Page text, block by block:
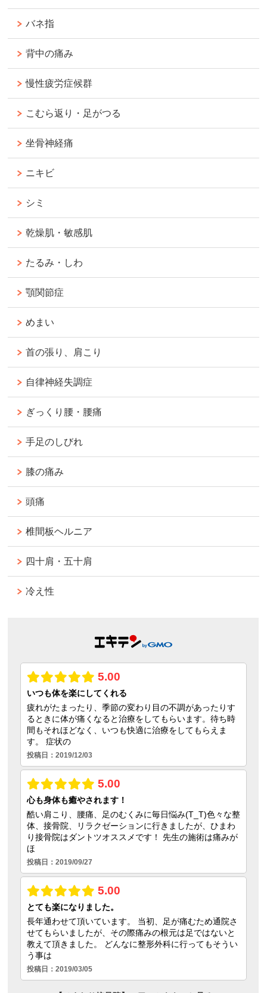
バネ指
背中の痛み
慢性疲労症候群
こむら返り・足がつる
坐骨神経痛
ニキビ
シミ
乾燥肌・敏感肌
たるみ・しわ
顎関節症
めまい
首の張り、肩こり
自律神経失調症
ぎっくり腰・腰痛
手足のしびれ
膝の痛み
頭痛
椎間板ヘルニア
四十肩・五十肩
冷え性